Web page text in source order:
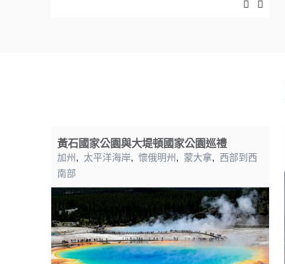
黃石國家公園與大堤頓國家公園巡禮
加州 , 太平洋海岸, 懷俄明州 , 蒙大拿,
西部到西
南部